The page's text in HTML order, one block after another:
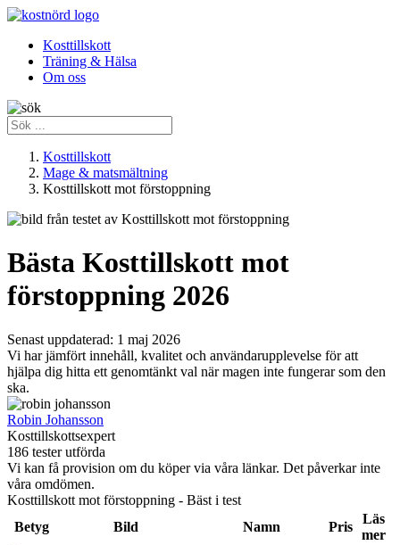
Kosttillskott
Träning & Hälsa
Om oss
Kosttillskott
Mage & matsmältning
Kosttillskott mot förstoppning
Bästa Kosttillskott mot
förstoppning 2026
Senast uppdaterad: 1 maj 2026
Vi har jämfört innehåll, kvalitet och användarupplevelse för att
hjälpa dig hitta ett genomtänkt val när magen inte fungerar som den
ska.
Robin Johansson
Kosttillskottsexpert
186 tester utförda
Vi kan få provision om du köper via våra länkar. Det påverkar inte
våra omdömen.
Kosttillskott mot förstoppning - Bäst i test
Betyg
Bild Namn Pris
Läs
mer